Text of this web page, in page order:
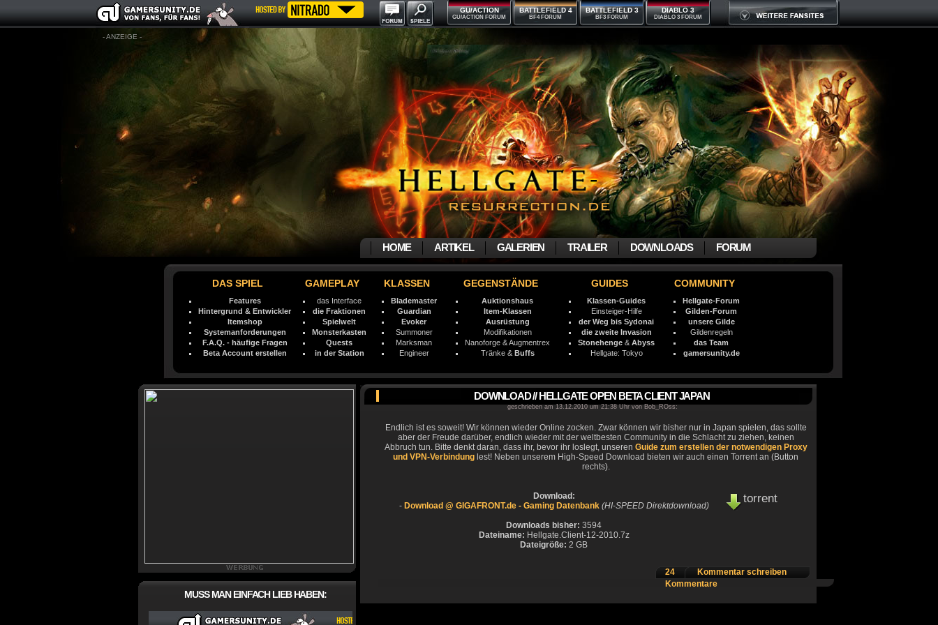
GU/ACTION
GU/ACTION FORUM
BATTLEFIELD 4
BF4 FORUM
BATTLEFIELD 3
BF3 FORUM
DIABLO 3
DIABLO 3 FORUM
- ANZEIGE -
DAS SPIEL
Features
Hintergrund & Entwickler
Itemshop
Systemanforderungen
F.A.Q. - häufige Fragen
Beta Account erstellen
GAMEPLAY
das Interface
die Fraktionen
Spielwelt
Monsterkasten
Quests
in der Station
KLASSEN
Blademaster
Guardian
Evoker
Summoner
Marksman
Engineer
GEGENSTÄNDE
Auktionshaus
Item-Klassen
Ausrüstung
Modifikationen
Nanoforge & Augmentrex
Tränke & Buffs
GUIDES
Klassen-Guides
Einsteiger-Hilfe
der Weg bis Sydonai
die zweite Invasion
Stonehenge & Abyss
Hellgate: Tokyo
COMMUNITY
Hellgate-Forum
Gilden-Forum
unsere Gilde
Gildenregeln
das Team
gamersunity.de
MUSS MAN EINFACH LIEB HABEN:
HOME ARTIKEL GALERIEN TRAILER DOWNLOADS FORUM
DOWNLOAD // HELLGATE OPEN BETA CLIENT JAPAN
geschrieben am 13.12.2010 um 21:38 Uhrvon Bob_ROss:
Endlich ist es soweit! Wir können wieder Online zocken. Zwar können wir bisher nur in Japan spielen, das sollte
aber der Freude darüber, endlich wieder mit der weltbesten Community in die Schlacht zu ziehen, keinen
Abbruch tun. Bitte denkt daran, dass ihr, bevor ihr loslegt, unseren Guide zum erstellen der notwendigen Proxy
und VPN-Verbindung lest! Neben unserem High-Speed Download bieten wir auch einen Torrent an (Button
rechts).
torrent
Download:
- Download @ GIGAFRONT.de - Gaming Datenbank (HI-SPEED Direktdownload)
Downloads bisher: 3594
Dateiname: Hellgate.Client-12-2010.7z
Dateigröße: 2 GB
Kommentar schreiben
24
Kommentare